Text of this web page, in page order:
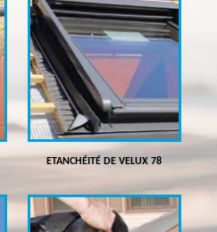
ETANCHÉITÉ DE VELUX 78